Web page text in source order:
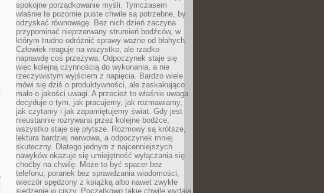
spokojne porządkowanie myśli. Tymczasem
właśnie te pozornie puste chwile są potrzebne, by
odzyskać równowagę. Bez nich dzień zaczyna
przypominać nieprzerwany strumień bodźców, w
którym trudno odróżnić sprawy ważne od błahych.
Człowiek reaguje na wszystko, ale rzadko
naprawdę coś przeżywa. Odpoczynek staje się
więc kolejną czynnością do wykonania, a nie
rzeczywistym wyjściem z napięcia. Bardzo wiele
mówi się dziś o produktywności, ale zaskakująco
mało o jakości uwagi. A przecież to właśnie uwaga
decyduje o tym, jak pracujemy, jak rozmawiamy,
jak czytamy i jak zapamiętujemy świat. Gdy jest
nieustannie rozrywana przez kolejne bodźce,
wszystko staje się płytsze. Rozmowy są krótsze,
lektura bardziej nerwowa, a odpoczynek mniej
skuteczny. Dlatego jednym z najcenniejszych
nawyków okazuje się umiejętność wyłączania się
choćby na chwilę. Może to być spacer bez
telefonu, poranek bez sprawdzania wiadomości,
wieczór spędzony z książką albo nawet zwykłe
siedzenie w ciszy. Początkowo takie chwile wydają